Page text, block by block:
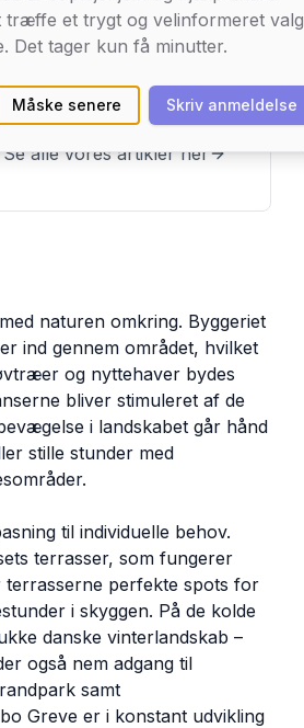
kvalitet, beboertilfredshed og
der skiller sig positivt
gør en mærkbar forskel, og
til jeres behov.
Se alle vores artikler her
naturen omkring. Byggeriet
ind gennem området, hvilket
og nyttehaver bydes
bliver stimuleret af de
i landskabet går hånd
stille stunder med
til individuelle behov.
terrasser, som fungerer
terrasserne perfekte spots for
i skyggen. På de kolde
danske vinterlandskab –
også nem adgang til
samt
Greve er i konstant udvikling
træffe et trygt og velinformeret valg
Det tager kun få minutter.
Måske senere Skriv anmeldelse